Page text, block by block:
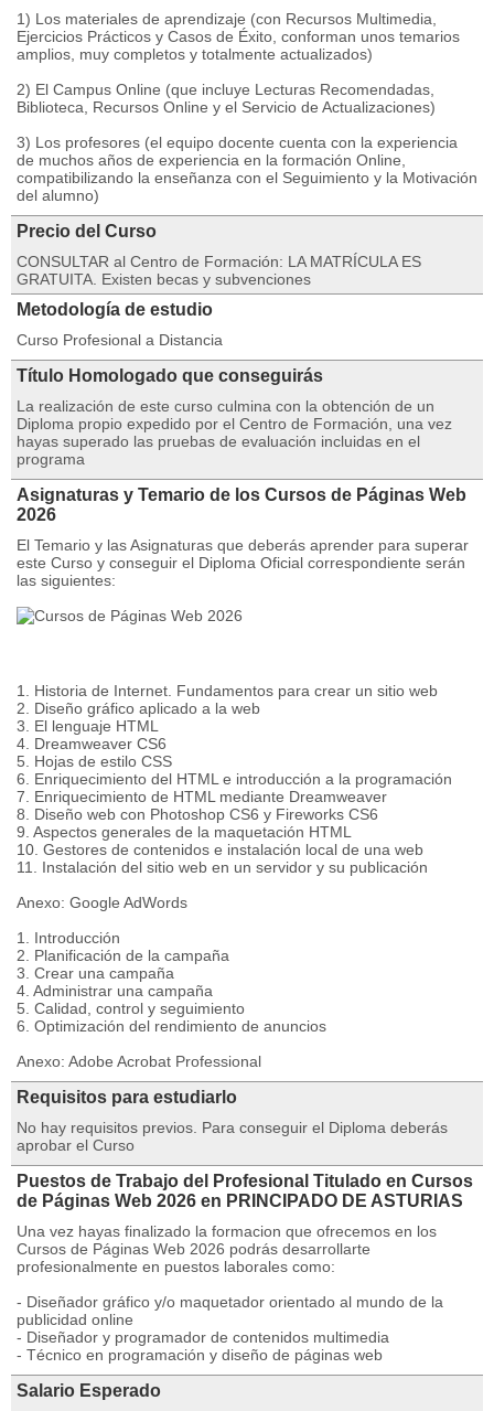
1) Los materiales de aprendizaje (con Recursos Multimedia,
Ejercicios Prácticos y Casos de Éxito, conforman unos temarios
amplios, muy completos y totalmente actualizados)
2) El Campus Online (que incluye Lecturas Recomendadas,
Biblioteca, Recursos Online y el Servicio de Actualizaciones)
3) Los profesores (el equipo docente cuenta con la experiencia
de muchos años de experiencia en la formación Online,
compatibilizando la enseñanza con el Seguimiento y la Motivación
del alumno)
Precio del Curso
CONSULTAR al Centro de Formación: LA MATRÍCULA ES
GRATUITA. Existen becas y subvenciones
Metodología de estudio
Curso Profesional a Distancia
Título Homologado que conseguirás
La realización de este curso culmina con la obtención de un
Diploma propio expedido por el Centro de Formación, una vez
hayas superado las pruebas de evaluación incluidas en el
programa
Asignaturas y Temario de los Cursos de Páginas Web
2026
El Temario y las Asignaturas que deberás aprender para superar
este Curso y conseguir el Diploma Oficial correspondiente serán
las siguientes:
1. Historia de Internet. Fundamentos para crear un sitio web
2. Diseño gráfico aplicado a la web
3. El lenguaje HTML
4. Dreamweaver CS6
5. Hojas de estilo CSS
6. Enriquecimiento del HTML e introducción a la programación
7. Enriquecimiento de HTML mediante Dreamweaver
8. Diseño web con Photoshop CS6 y Fireworks CS6
9. Aspectos generales de la maquetación HTML
10. Gestores de contenidos e instalación local de una web
11. Instalación del sitio web en un servidor y su publicación
Anexo: Google AdWords
1. Introducción
2. Planificación de la campaña
3. Crear una campaña
4. Administrar una campaña
5. Calidad, control y seguimiento
6. Optimización del rendimiento de anuncios
Anexo: Adobe Acrobat Professional
Requisitos para estudiarlo
No hay requisitos previos. Para conseguir el Diploma deberás
aprobar el Curso
Puestos de Trabajo del Profesional Titulado en Cursos
de Páginas Web 2026 en PRINCIPADO DE ASTURIAS
Una vez hayas finalizado la formacion que ofrecemos en los
Cursos de Páginas Web 2026 podrás desarrollarte
profesionalmente en puestos laborales como:
- Diseñador gráfico y/o maquetador orientado al mundo de la
publicidad online
- Diseñador y programador de contenidos multimedia
- Técnico en programación y diseño de páginas web
Salario Esperado